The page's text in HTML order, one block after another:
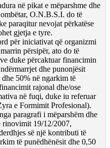
në pikat e mëparshme dhe
O.N.B.S.I. do të
paraqitur nevojat përkatëse
gjetja e tyre.
për iniciativat që organizmi
përsipër, ato do të
duke përcaktuar financimin
dhe punonjësit
50% në ngarkim të
rajonal dhe/ose
në fuqi, duke iu referuar
e Formimit Profesional).
paragrafi i mëparshëm dhe
rinovimit 19/12/2007,
së një kontributi të
të punëdhënësit dhe 0,50